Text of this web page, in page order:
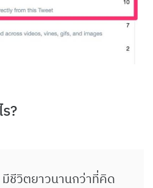
?
ชีวิตยาวนานกว่าที่คิด